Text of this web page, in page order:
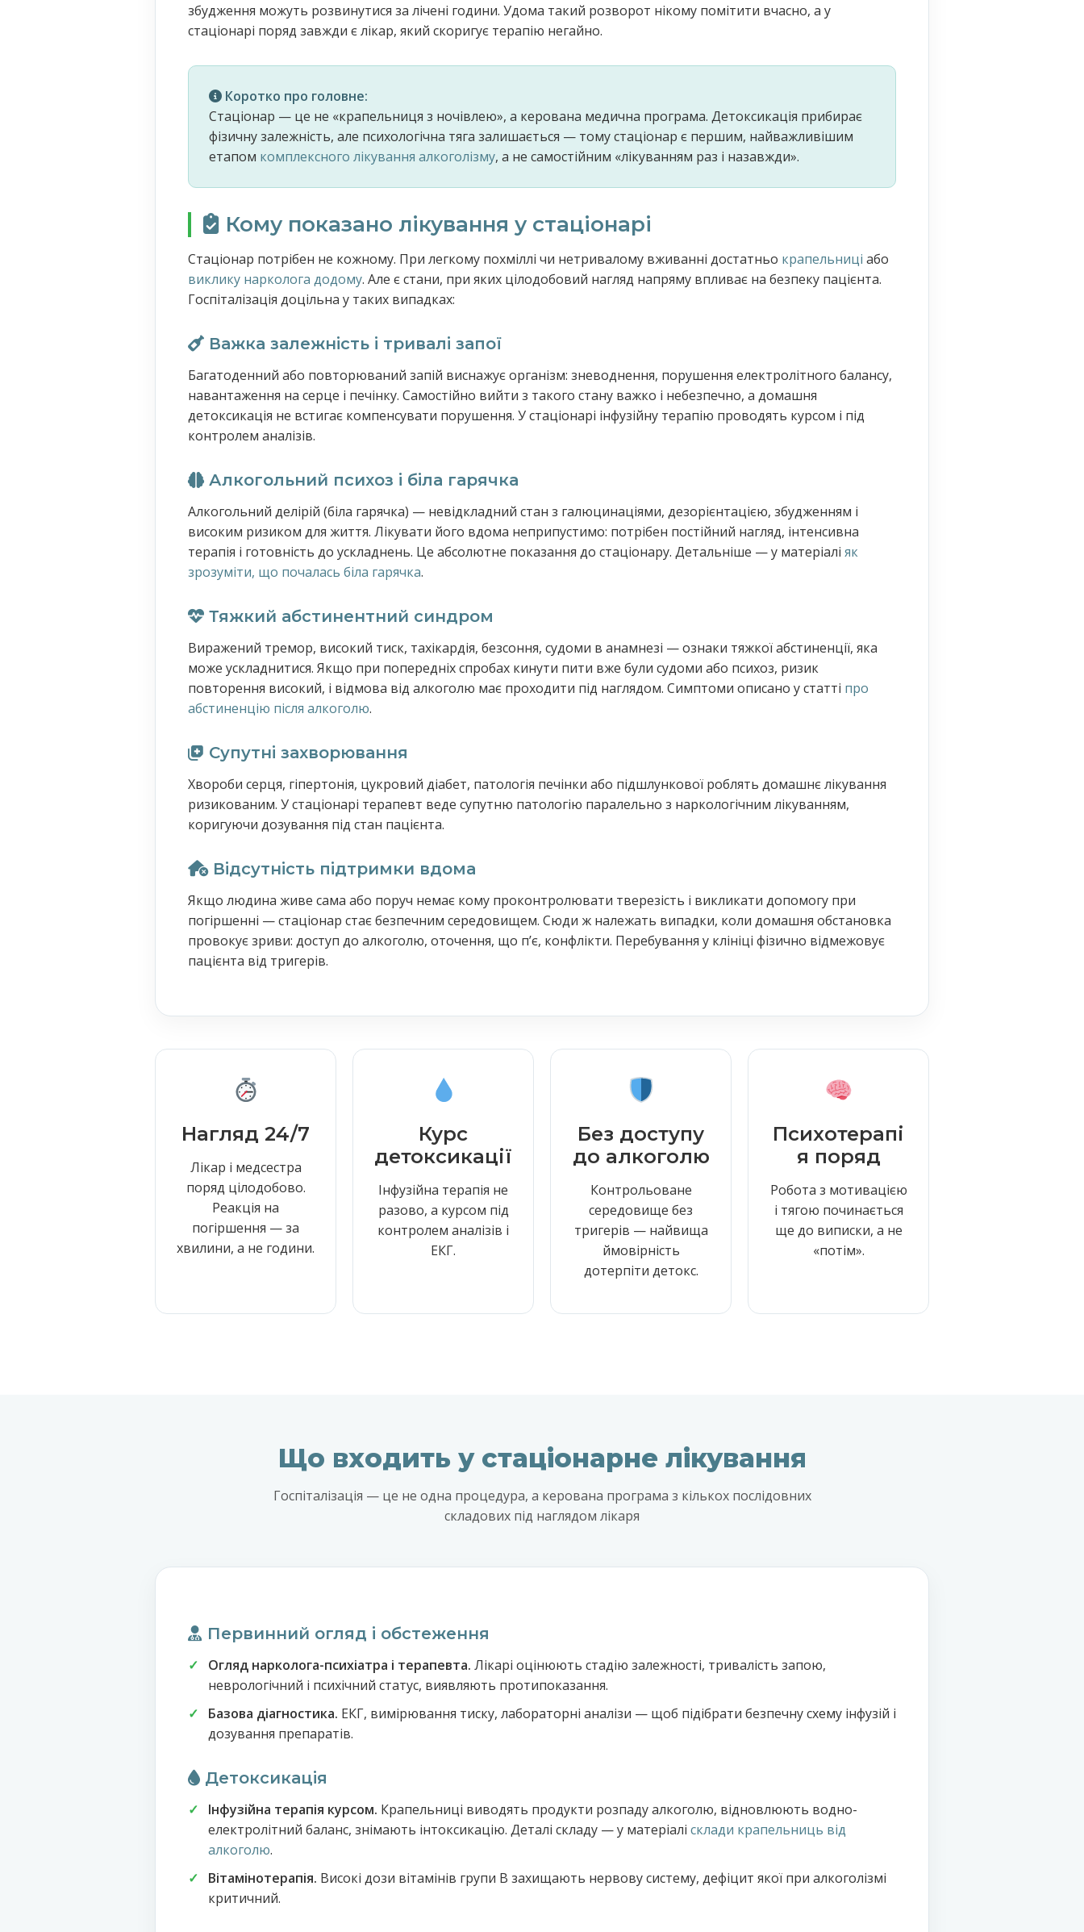
збудження можуть розвинутися за лічені години. Удома такий розворот нікому помітити вчасно, а у
стаціонарі поряд завжди є лікар, який скоригує терапію негайно.
Коротко про головне:
Стаціонар — це не «крапельниця з ночівлею», а керована медична програма. Детоксикація прибирає
фізичну залежність, але психологічна тяга залишається — тому стаціонар є першим, найважливішим
етапом комплексного лікування алкоголізму, а не самостійним «лікуванням раз і назавжди».
Кому показано лікування у стаціонарі
Стаціонар потрібен не кожному. При легкому похміллі чи нетривалому вживанні достатньо крапельниці або
виклику нарколога додому. Але є стани, при яких цілодобовий нагляд напряму впливає на безпеку пацієнта.
Госпіталізація доцільна у таких випадках:
Важка залежність і тривалі запої
Багатоденний або повторюваний запій виснажує організм: зневоднення, порушення електролітного балансу,
навантаження на серце і печінку. Самостійно вийти з такого стану важко і небезпечно, а домашня
детоксикація не встигає компенсувати порушення. У стаціонарі інфузійну терапію проводять курсом і під
контролем аналізів.
Алкогольний психоз і біла гарячка
Алкогольний делірій (біла гарячка) — невідкладний стан з галюцинаціями, дезорієнтацією, збудженням і
високим ризиком для життя. Лікувати його вдома неприпустимо: потрібен постійний нагляд, інтенсивна
терапія і готовність до ускладнень. Це абсолютне показання до стаціонару. Детальніше — у матеріалі як
зрозуміти, що почалась біла гарячка.
Тяжкий абстинентний синдром
Виражений тремор, високий тиск, тахікардія, безсоння, судоми в анамнезі — ознаки тяжкої абстиненції, яка
може ускладнитися. Якщо при попередніх спробах кинути пити вже були судоми або психоз, ризик
повторення високий, і відмова від алкоголю має проходити під наглядом. Симптоми описано у статті про
абстиненцію після алкоголю.
Супутні захворювання
Хвороби серця, гіпертонія, цукровий діабет, патологія печінки або підшлункової роблять домашнє лікування
ризикованим. У стаціонарі терапевт веде супутню патологію паралельно з наркологічним лікуванням,
коригуючи дозування під стан пацієнта.
Відсутність підтримки вдома
Якщо людина живе сама або поруч немає кому проконтролювати тверезість і викликати допомогу при
погіршенні — стаціонар стає безпечним середовищем. Сюди ж належать випадки, коли домашня обстановка
провокує зриви: доступ до алкоголю, оточення, що пʼє, конфлікти. Перебування у клініці фізично відмежовує
пацієнта від тригерів.
Нагляд 24/7
Лікар і медсестра
поряд цілодобово.
Реакція на
погіршення — за
хвилини, а не години.
Курс
детоксикації
Інфузійна терапія не
разово, а курсом під
контролем аналізів і
ЕКГ.
Без доступу
до алкоголю
Контрольоване
середовище без
тригерів — найвища
ймовірність
дотерпіти детокс.
Психотерапі
я поряд
Робота з мотивацією
і тягою починається
ще до виписки, а не
«потім».
Що входить у стаціонарне лікування
Госпіталізація — це не одна процедура, а керована програма з кількох послідовних
складових під наглядом лікаря
Первинний огляд і обстеження
Огляд нарколога-психіатра і терапевта. Лікарі оцінюють стадію залежності, тривалість запою,
неврологічний і психічний статус, виявляють протипоказання.
Базова діагностика. ЕКГ, вимірювання тиску, лабораторні аналізи — щоб підібрати безпечну схему інфузій і
дозування препаратів.
Детоксикація
Інфузійна терапія курсом. Крапельниці виводять продукти розпаду алкоголю, відновлюють водно-
електролітний баланс, знімають інтоксикацію. Деталі складу — у матеріалі склади крапельниць від
алкоголю.
Вітамінотерапія. Високі дози вітамінів групи B захищають нервову систему, дефіцит якої при алкоголізмі
критичний.